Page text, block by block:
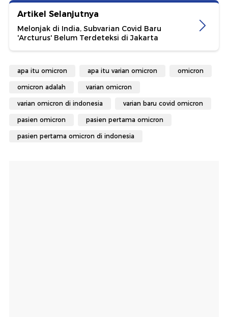
Artikel Selanjutnya
Melonjak di India, Subvarian Covid Baru
'Arcturus' Belum Terdeteksi di Jakarta
apa itu omicron apa itu varian omicron omicron
omicron adalah varian omicron
varian omicron di indonesia varian baru covid omicron
pasien omicron pasien pertama omicron
pasien pertama omicron di indonesia